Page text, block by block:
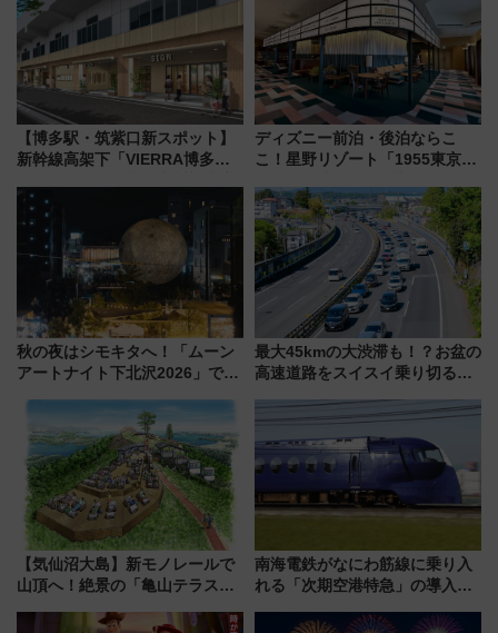
【博多駅・筑紫口新スポット】
新幹線高架下「VIERRA博多テ
など注目の全6店舗 「博多活憩
通り」も一新
ディズニー前泊・後泊ならこ
こ！星野リゾート「1955東京ベ
つの理由 無料バス＆24時間サー
ビスで混雑回避
秋の夜はシモキタへ！「ムーン
アートナイト下北沢2026」でイ
を満喫しよう
最大45kmの大渋滞も！？お盆の
高速道路をスイスイ乗り切る快
【気仙沼大島】新モノレールで
山頂へ！絶景の「亀山テラス
暇村のお得な日帰りプランも登
南海電鉄がなにわ筋線に乗り入
れる「次期空港特急」の導入を
日本初の鉄道デザイン